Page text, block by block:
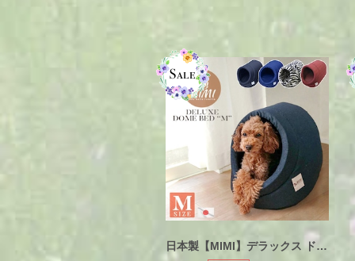
日本製【MIMI】デラックス ドーム ベッド ハウス Ｍ おしゃれ 犬 猫 高級 コード穴付き ぐうたらクッション